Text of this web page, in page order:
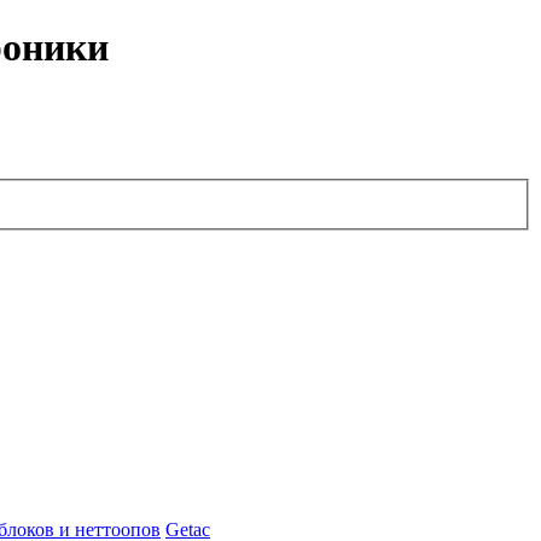
и неттоопов Getac